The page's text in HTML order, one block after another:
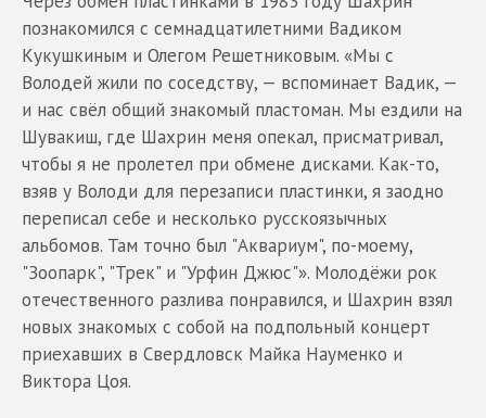
познакомился с семнадцатилетними Вадиком
Кукушкиным и Олегом Решетниковым. «Мы с
Володей жили по соседству, — вспоминает Вадик, —
и нас свёл общий знакомый пластоман. Мы ездили на
Шувакиш, где Шахрин меня опекал, присматривал,
чтобы я не пролетел при обмене дисками. Как-то,
взяв у Володи для перезаписи пластинки, я заодно
переписал себе и несколько русскоязычных
альбомов. Там точно был "Аквариум", по-моему,
"Зоопарк", "Трек" и "Урфин Джюс"». Молодёжи рок
отечественного разлива понравился, и Шахрин взял
новых знакомых с собой на подпольный концерт
приехавших в Свердловск Майка Науменко и
Виктора Цоя.